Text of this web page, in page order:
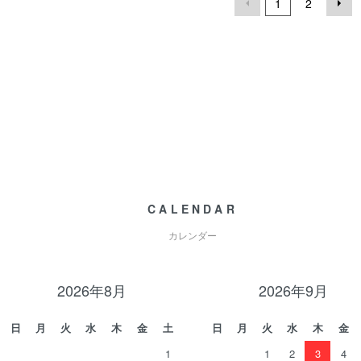
CALENDAR
カレンダー
2026年8月
日 月 火 水 木 金
土
1
2026年9月
日 月 火 水 木
金
1
2 3
4